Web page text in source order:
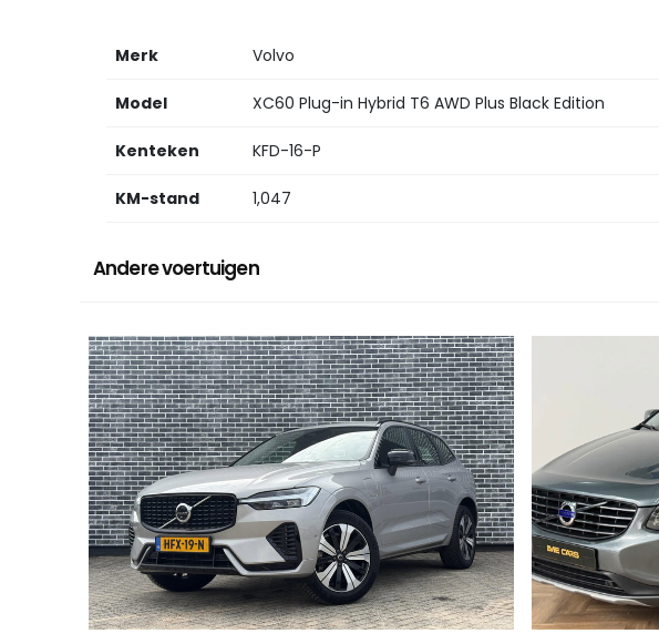
Merk Volvo
Model XC60 Plug-in Hybrid T6 AWD Plus Black Edition
Kenteken KFD-16-P
KM-stand 1,047
Andere voertuigen